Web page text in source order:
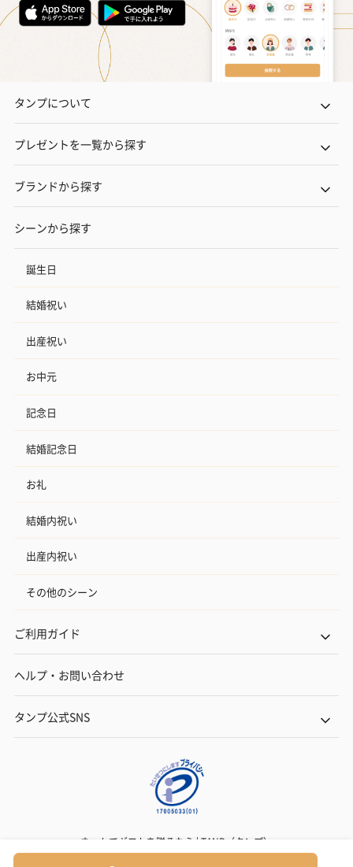
タンプについて
プレゼントを一覧から探す
ブランドから探す
シーンから探す
誕生日
結婚祝い
出産祝い
お中元
記念日
結婚記念日
お礼
結婚内祝い
出産内祝い
その他のシーン
ご利用ガイド
ヘルプ・お問い合わせ
タンプ公式SNS
ネットでギフトを贈るなら | TANP（タンプ）